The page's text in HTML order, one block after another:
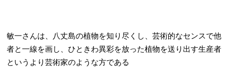
敏一さんは、八丈島の植物を知り尽くし、芸術的なセンスで他
者と一線を画し、ひときわ異彩を放った植物を送り出す生産者
というより芸術家のような方である